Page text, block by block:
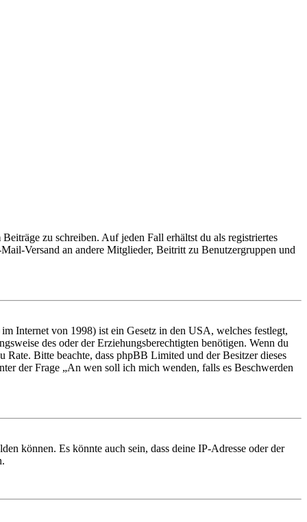
zu schreiben. Auf jeden Fall erhältst du als registriertes
Versand an andere Mitglieder, Beitritt zu Benutzergruppen und
Internet von 1998) ist ein Gesetz in den USA, welches festlegt,
des oder der Erziehungsberechtigten benötigen. Wenn du
Bitte beachte, dass phpBB Limited und der Besitzer dieses
der Frage „An wen soll ich mich wenden, falls es Beschwerden
können. Es könnte auch sein, dass deine IP-Adresse oder der